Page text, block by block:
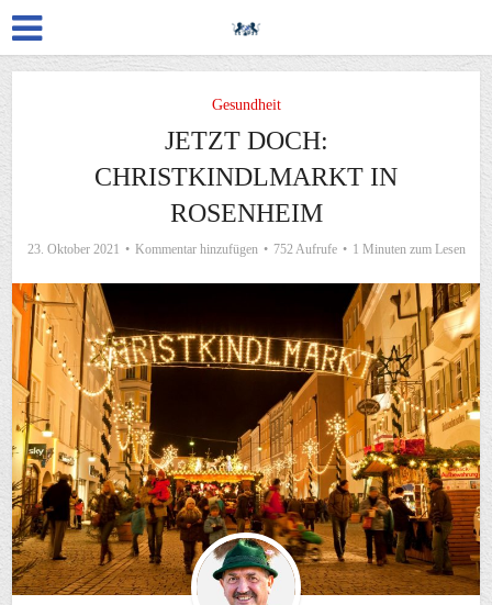
Gesundheit
JETZT DOCH:
CHRISTKINDLMARKT IN
ROSENHEIM
23. Oktober 2021 Kommentar hinzufügen 752 Aufrufe 1 Minuten zum Lesen